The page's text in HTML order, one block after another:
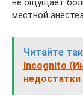
не ощущает
местной
Читайте
Incognito
недостатки